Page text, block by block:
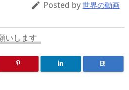
ar
d
ro
p.
 Posted by 世界の動画
いします
B!